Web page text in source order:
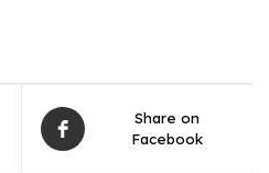
Share on
Facebook